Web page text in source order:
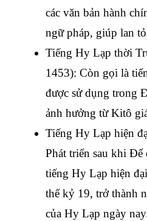
các văn bản hành
ngữ pháp, giúp lan
Tiếng Hy Lạp thời
1453): Còn gọi là
được sử dụng trong
ảnh hưởng từ Kitô
Tiếng Hy Lạp hiện
Phát triển sau khi Đế
tiếng Hy Lạp hiện
thế kỷ 19, trở thành
của Hy Lạp ngày